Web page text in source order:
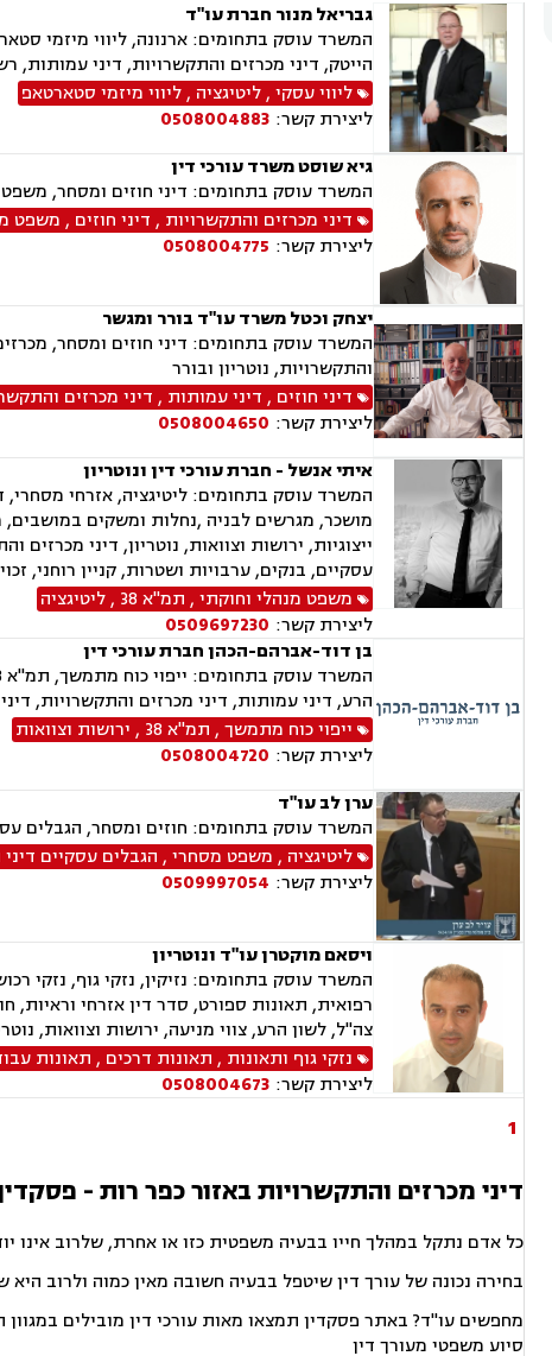
גבריאל מנור חברת עו"ד
המשרד עוסק בתחומים: ארנונה, ליווי מיזמי
הייטק, דיני מכרזים והתקשרויות, דיני
ליווי עסקי,ליטיגציה ,ליווי מיזמי סטארטאפ
ליצירת קשר: 0508004883
גיא שוסט משרד עורכי דין
המשרד עוסק בתחומים: דיני חוזים ומסחר, משפט
דיני מכרזים והתקשרויות , דיני חוזים , משפט
ליצירת קשר: 0508004775
יצחק וכטל משרד עו"ד בורר ומגשר
המשרד עוסק בתחומים: דיני חוזים ומסחר,
והתקשרויות, נוטריון ובורר
דיני חוזים , דיני עמותות , דיני מכרזים
ליצירת קשר: 0508004650
איתי אנשל - חברת עורכי דין ונוטריון
המשרד עוסק בתחומים: ליטיגציה, אזרחי מסחרי,
מושכר, מגרשים לבניה ,נחלות ומשקים במושבים,
ייצוגיות, ירושות וצוואות, נוטריון, דיני
עסקיים, בנקים, ערבויות ושטרות, קניין רוחני,
משפט מנהלי וחוקתי, תמ"א 38 ,ליטיגציה
ליצירת קשר: 0509697230
בן דוד-אברהם-הכהן חברת עורכי דין
הרע, דיני עמותות, דיני מכרזים והתקשרויות,
ייפוי כוח מתמשך, תמ"א 38 , ירושות וצוואות
ליצירת קשר: 0508004720
ערן לב עו"ד
המשרד עוסק בתחומים: חוזים ומסחר, הגבלים
ליטיגציה , משפט מסחרי, הגבלים עסקיים
ליצירת קשר: 0509997054
ויסאם מוקטרן עו"ד ונוטריון
המשרד עוסק בתחומים: נזיקין, נזקי גוף, נזקי
רפואית, תאונות ספורט, סדר דין אזרחי וראיות,
צה"ל, לשון הרע, צווי מניעה, ירושות וצוואות,
נזקי גוף ותאונות , תאונות דרכים , תאונות
ליצירת קשר: 0508004673
1
דיני מכרזים והתקשרויות באזור כפר רות -
כל אדם נתקל במהלך חייו בבעיה משפטית כזו או אחרת, שלרוב אינו
בחירה נכונה של עורך דין שיטפל בבעיה חשובה מאין כמוה ולרוב
מחפשים עו"ד? באתר פסקדין תמצאו מאות עורכי דין מובילים במגוון
סיוע משפטי מעורך דין